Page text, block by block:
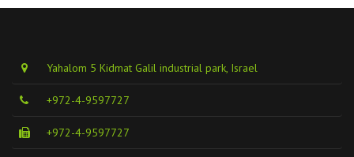
Yahalom 5 Kidmat Galil industrial park, Israel
+972-4-9597727
+972-4-9597727